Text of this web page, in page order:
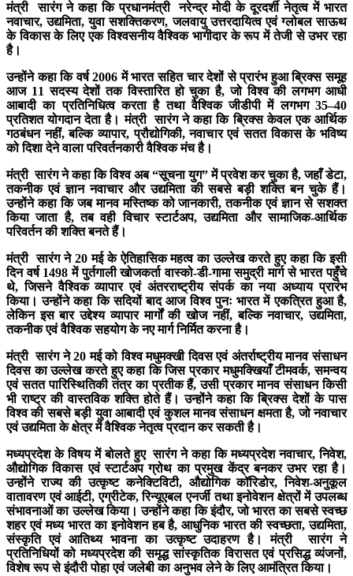
मंत्री सारंग ने कहा कि प्रधानमंत्री नरेन्द्र मोदी के दूरदर्शी नेतृत्व में भारत
नवाचार, उद्यमिता, युवा सशक्तिकरण, जलवायु उत्तरदायित्व एवं ग्लोबल साऊथ
के विकास के लिए एक विश्वसनीय वैश्विक भागीदार के रूप में तेजी से उभर रहा
है।
उन्होंने कहा कि वर्ष 2006 में भारत सहित चार देशों से प्रारंभ हुआ ब्रिक्स समूह
आज 11 सदस्य देशों तक विस्तारित हो चुका है, जो विश्व की लगभग आधी
आबादी का प्रतिनिधित्व करता है तथा वैश्विक जीडीपी में लगभग 35–40
प्रतिशत योगदान देता है। मंत्री सारंग ने कहा कि ब्रिक्स केवल एक आर्थिक
गठबंधन नहीं, बल्कि व्यापार, प्रौद्योगिकी, नवाचार एवं सतत विकास के भविष्य
को दिशा देने वाला परिवर्तनकारी वैश्विक मंच है।
मंत्री सारंग ने कहा कि विश्व अब “सूचना युग” में प्रवेश कर चुका है, जहाँ डेटा,
तकनीक एवं ज्ञान नवाचार और उद्यमिता की सबसे बड़ी शक्ति बन चुके हैं।
उन्होंने कहा कि जब मानव मस्तिष्क को जानकारी, तकनीक एवं ज्ञान से सशक्त
किया जाता है, तब वही विचार स्टार्टअप, उद्यमिता और सामाजिक-आर्थिक
परिवर्तन की शक्ति बनते हैं।
मंत्री सारंग ने 20 मई के ऐतिहासिक महत्व का उल्लेख करते हुए कहा कि इसी
दिन वर्ष 1498 में पुर्तगाली खोजकर्ता वास्को-डी-गामा समुद्री मार्ग से भारत पहुँचे
थे, जिसने वैश्विक व्यापार एवं अंतरराष्ट्रीय संपर्क का नया अध्याय प्रारंभ
किया। उन्होंने कहा कि सदियों बाद आज विश्व पुनः भारत में एकत्रित हुआ है,
लेकिन इस बार उद्देश्य व्यापार मार्गों की खोज नहीं, बल्कि नवाचार, उद्यमिता,
तकनीक एवं वैश्विक सहयोग के नए मार्ग निर्मित करना है।
मंत्री सारंग ने 20 मई को विश्व मधुमक्खी दिवस एवं अंतर्राष्ट्रीय मानव संसाधन
दिवस का उल्लेख करते हुए कहा कि जिस प्रकार मधुमक्खियाँ टीमवर्क, समन्वय
एवं सतत पारिस्थितिकी तंत्र का प्रतीक हैं, उसी प्रकार मानव संसाधन किसी
भी राष्ट्र की वास्तविक शक्ति होते हैं। उन्होंने कहा कि ब्रिक्स देशों के पास
विश्व की सबसे बड़ी युवा आबादी एवं कुशल मानव संसाधन क्षमता है, जो नवाचार
एवं उद्यमिता के क्षेत्र में वैश्विक नेतृत्व प्रदान कर सकती है।
मध्यप्रदेश के विषय में बोलते हुए सारंग ने कहा कि मध्यप्रदेश नवाचार, निवेश,
औद्योगिक विकास एवं स्टार्टअप ग्रोथ का प्रमुख केंद्र बनकर उभर रहा है।
उन्होंने राज्य की उत्कृष्ट कनेक्टिविटी, औद्योगिक कॉरिडोर, निवेश-अनुकूल
वातावरण एवं आईटी, एग्रीटेक, रिन्यूएबल एनर्जी तथा इनोवेशन क्षेत्रों में उपलब्ध
संभावनाओं का उल्लेख किया। उन्होंने कहा कि इंदौर, जो भारत का सबसे स्वच्छ
शहर एवं मध्य भारत का इनोवेशन हब है, आधुनिक भारत की स्वच्छता, उद्यमिता,
संस्कृति एवं आतिथ्य भावना का उत्कृष्ट उदाहरण है। मंत्री सारंग ने
प्रतिनिधियों को मध्यप्रदेश की समृद्ध सांस्कृतिक विरासत एवं प्रसिद्ध व्यंजनों,
विशेष रूप से इंदौरी पोहा एवं जलेबी का अनुभव लेने के लिए आमंत्रित किया।